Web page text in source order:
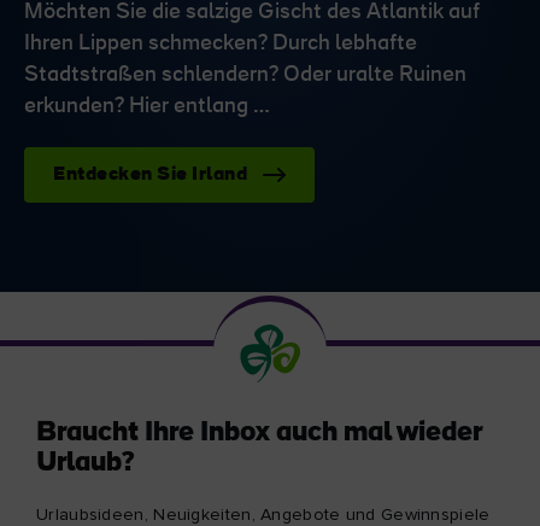
Möchten Sie die salzige Gischt des Atlantik auf
Ihren Lippen schmecken? Durch lebhafte
Stadtstraßen schlendern? Oder uralte Ruinen
erkunden? Hier entlang …
Entdecken Sie Irland
Braucht Ihre Inbox auch mal wieder
Urlaub?
Urlaubsideen, Neuigkeiten, Angebote und Gewinnspiele